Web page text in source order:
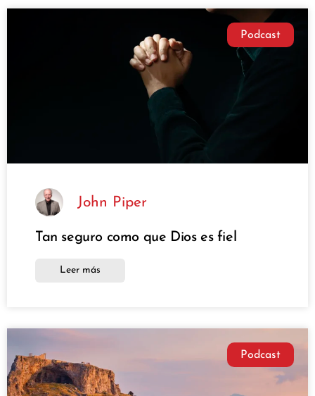
Podcast
John Piper
Tan seguro como que Dios es fiel
Leer más
Podcast